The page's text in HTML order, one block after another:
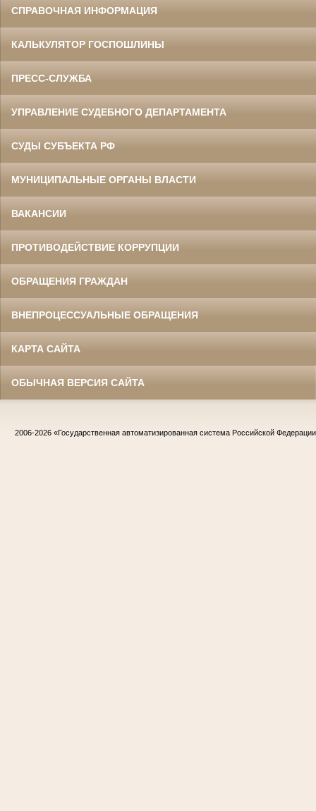
СПРАВОЧНАЯ ИНФОРМАЦИЯ
КАЛЬКУЛЯТОР ГОСПОШЛИНЫ
ПРЕСС-СЛУЖБА
УПРАВЛЕНИЕ СУДЕБНОГО ДЕПАРТАМЕНТА
СУДЫ СУБЪЕКТА РФ
МУНИЦИПАЛЬНЫЕ ОРГАНЫ ВЛАСТИ
ВАКАНСИИ
ПРОТИВОДЕЙСТВИЕ КОРРУПЦИИ
ОБРАЩЕНИЯ ГРАЖДАН
ВНЕПРОЦЕССУАЛЬНЫЕ ОБРАЩЕНИЯ
КАРТА САЙТА
ОБЫЧНАЯ ВЕРСИЯ САЙТА
2006-2026 «Государственная автоматизированная система Российской